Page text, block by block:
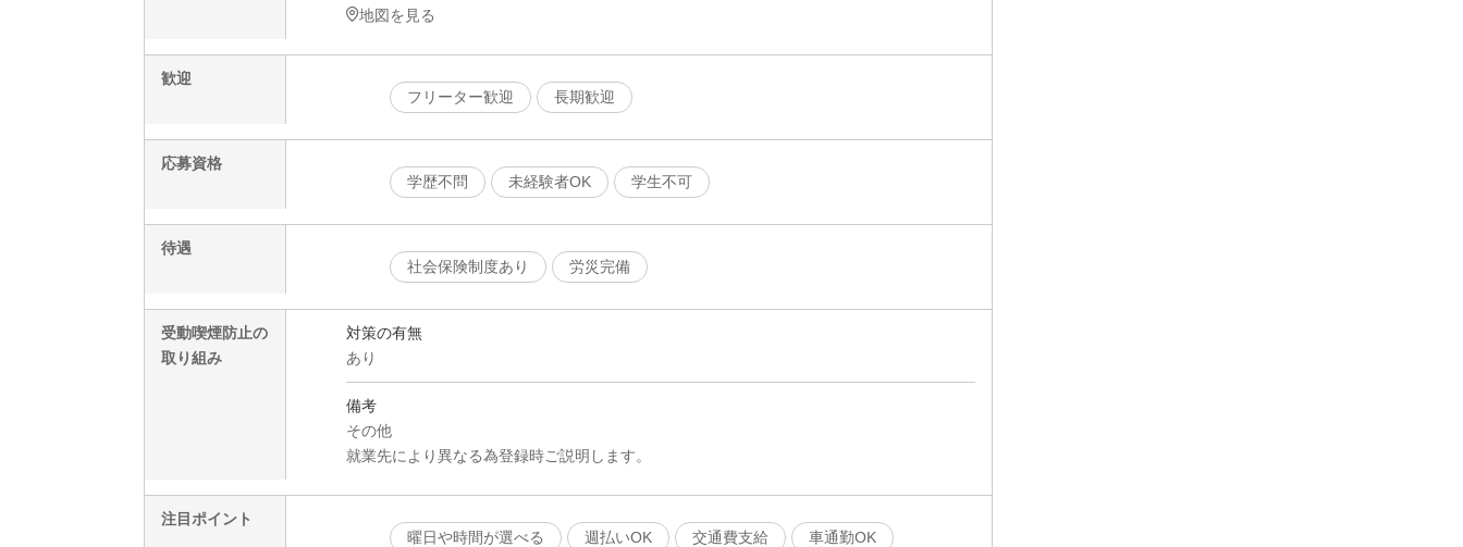
地図を見る
歓迎
フリーター歓迎
長期歓迎
応募資格
学歴不問
未経験者OK 学生不可
待遇
社会保険制度あり
労災完備
受動喫煙防止の
取り組み
対策の有無
あり
備考
その他
就業先により異なる為登録時ご説明します。
注目ポイント
曜日や時間が選べる
週払いOK 交通費支給 車通勤OK